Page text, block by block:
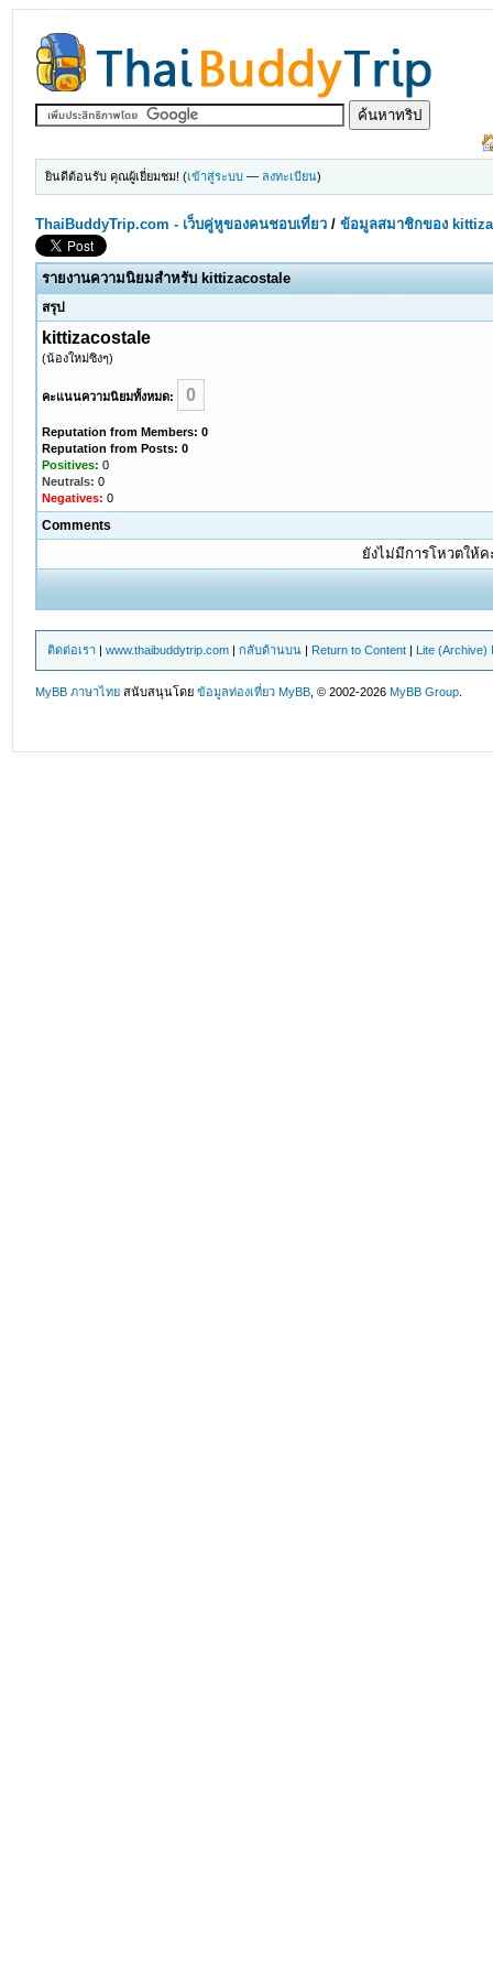
ยินดีต้อนรับ คุณผู้เยี่ยมชม! (เข้าสู่ระบบ — ลงทะเบียน)
ThaiBuddyTrip.com - เว็บคู่หูของคนชอบเที่ยว /ข้อมูลสมาชิกของ
รายงานความนิยมสำหรับ kittizacostale
สรุป
kittizacostale
(น้องใหม่ซิงๆ)
คะแนนความนิยมทั้งหมด: 0
Reputation from Members: 0
Reputation from Posts: 0
Positives: 0
Neutrals: 0
Negatives: 0
Comments
ยังไม่มีการโหวตให้
ติดต่อเรา |www.thaibuddytrip.com |กลับด้านบน | Return to Content | Lite (Archive)
MyBB ภาษาไทย สนับสนุนโดยข้อมูลท่องเที่ยว MyBB , © 2002-2026MyBB Group